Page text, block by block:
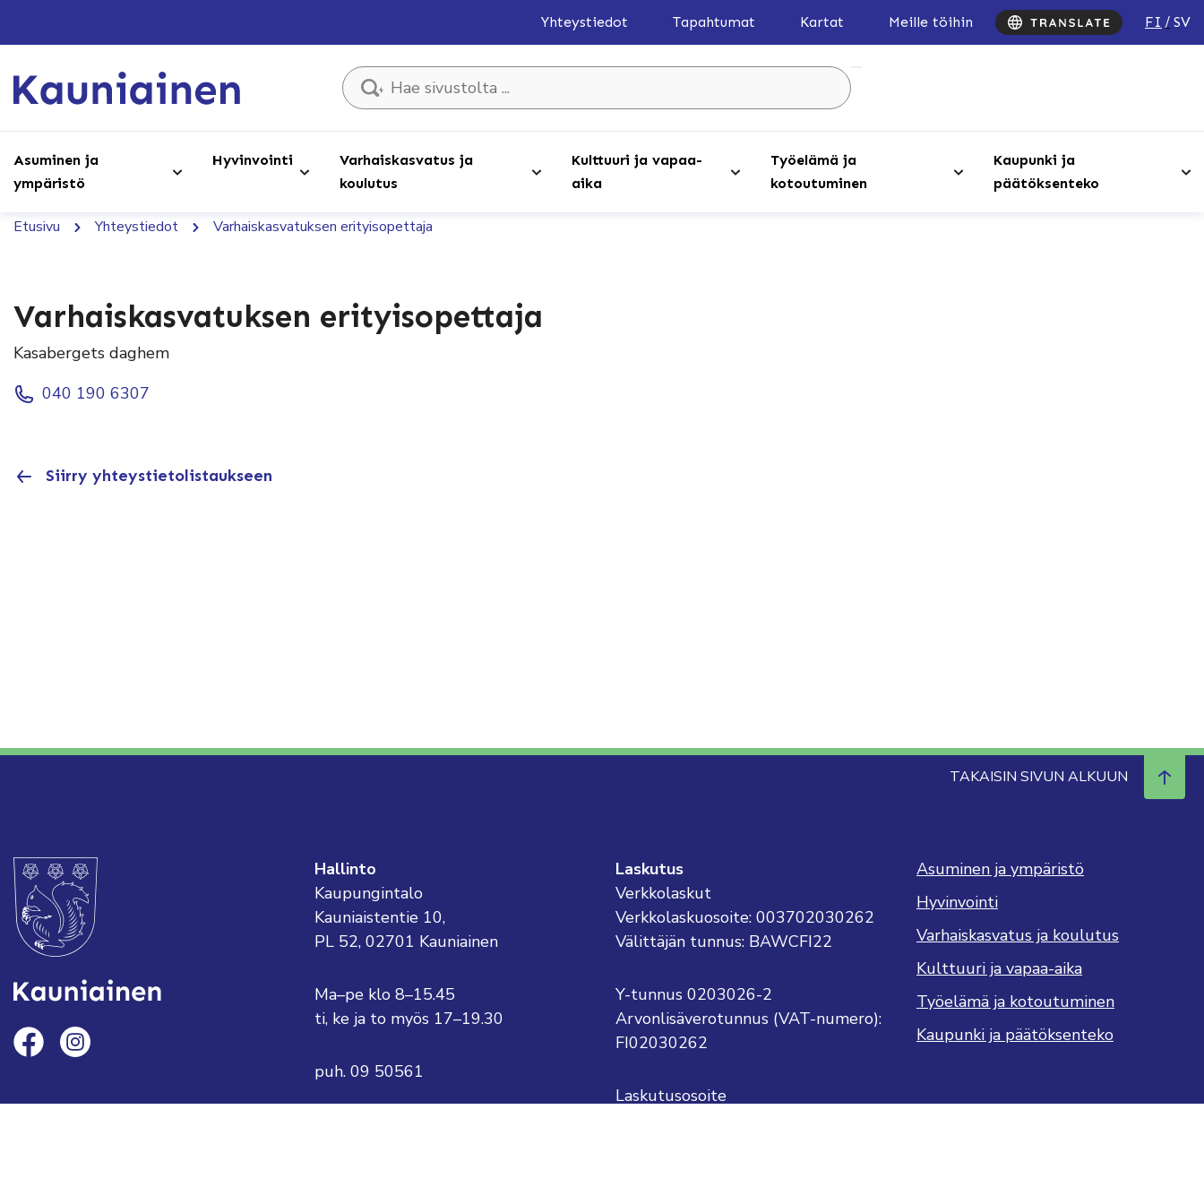
Yhteystiedot Tapahtumat Kartat Meille töihin FI SV
Hae sivustolta ...
Asuminen ja
ympäristö
Hyvinvointi
Varhaiskasvatus ja
koulutus
Kulttuuri ja vapaa-
aika
Työelämä ja
kotoutuminen
Kaupunki ja
päätöksenteko
Etusivu Yhteystiedot Varhaiskasvatuksen erityisopettaja
Varhaiskasvatuksen erityisopettaja
Kasabergets daghem
040 190 6307
Siirry yhteystietolistaukseen
TAKAISIN SIVUN ALKUUN
Hallinto
Kaupungintalo
Kauniaistentie 10,
PL 52, 02701 Kauniainen
Ma–pe klo 8–15.45
ti, ke ja to myös 17–19.30
puh. 09 50561
Laskutus
Verkkolaskut
Verkkolaskuosoite: 003702030262
Välittäjän tunnus: BAWCFI22
Y-tunnus 0203026-2
Arvonlisäverotunnus (VAT-numero):
FI02030262
Laskutusosoite
Asuminen ja ympäristö
Hyvinvointi
Varhaiskasvatus ja koulutus
Kulttuuri ja vapaa-aika
Työelämä ja kotoutuminen
Kaupunki ja päätöksenteko